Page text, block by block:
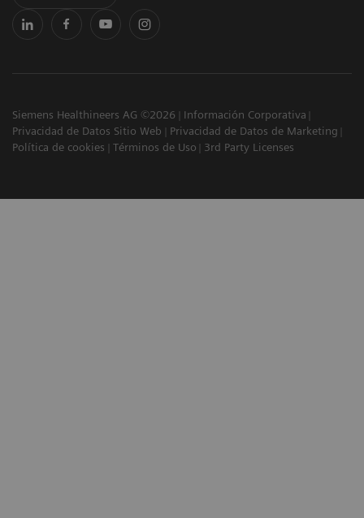
Siemens Healthineers AG ©2026
Información Corporativa
Privacidad de Datos Sitio Web
Privacidad de Datos de Marketing
Política de cookies
Términos de Uso 3rd Party Licenses